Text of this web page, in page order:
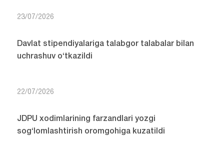
23/07/2026
Davlat stipendiyalariga talabgor talabalar bilan
uchrashuv o‘tkazildi
22/07/2026
JDPU xodimlarining farzandlari yozgi
sog‘lomlashtirish oromgohiga kuzatildi